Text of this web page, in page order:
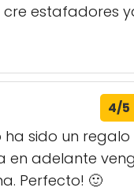
cre estafadores
4/5
sido un
en adelante
Perfecto! 🙂